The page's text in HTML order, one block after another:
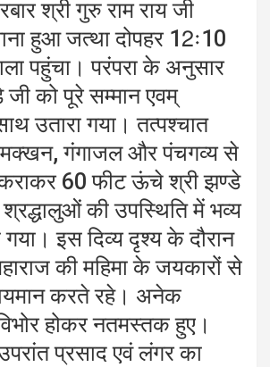
श्री गुरु राम राय जी
हुआ जत्था दोपहर 12ः10
पहुंचा। परंपरा के अनुसार
जी को पूरे सम्मान एवम्
उतारा गया। तत्पश्चात
मक्खन, गंगाजल और पंचगव्य से
कराकर 60 फीट ऊंचे श्री झण्डे
श्रद्धालुओं की उपस्थिति में भव्य
इस दिव्य दृश्य के दौरान
की महिमा के जयकारों से
करते रहे। अनेक
होकर नतमस्तक हुए।
प्रसाद एवं लंगर का